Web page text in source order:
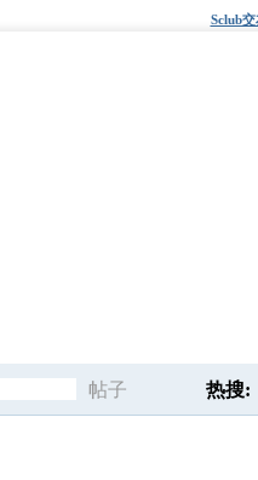
Sclub
帖子
热搜:
版块链接